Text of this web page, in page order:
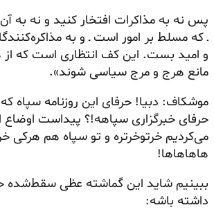
پس نه به مذاکرات افتخار کنید و نه به
ـ که مسلط بر امور است ـ و به
و امید بست. این کف انتظاری است که از
مانع هرج و مرج سیاسی شوند».
حرفای خبرگزاری سپاهه!؟ پیداست اوضاع
می‌کردیم خرتوخرتره و تو سپاه هم هرکی
هاهاهاها!
ببینیم شاید این گماشته عظی سقط‌شده
داشته باشه: